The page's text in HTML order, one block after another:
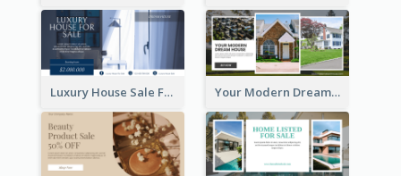
Luxury House Sale Facebook Ad Your Modern Dream House Facebook Ad